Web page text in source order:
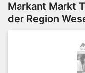
Markant Markt
der Region